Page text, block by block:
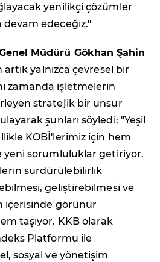
yenilikçi çözümler
devam edeceğiz."
Müdürü Gökhan Şahin
yalnızca çevresel bir
zamanda işletmelerin
stratejik bir unsur
şunları söyledi: "Yeşil
KOBİ'lerimiz için hem
yeni sorumluluklar getiriyor.
sürdürülebilirlik
geliştirebilmesi ve
içerisinde görünür
taşıyor. KKB olarak
Platformu ile
sosyal ve yönetişim